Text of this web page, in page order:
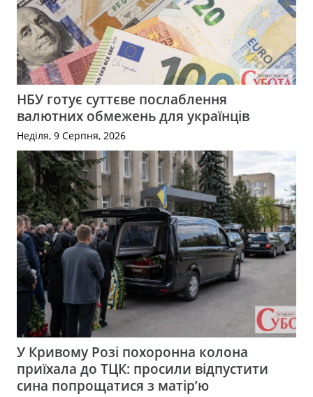
НБУ готує суттєве послаблення
валютних обмежень для українців
Неділя, 9 Серпня, 2026
У Кривому Розі похоронна колона
приїхала до ТЦК: просили відпустити
сина попрощатися з матір’ю